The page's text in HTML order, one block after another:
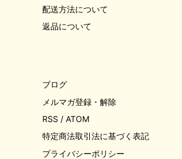
配送方法について
返品について
ブログ
メルマガ登録・解除
RSS / ATOM
特定商法取引法に基づく表記
プライバシーポリシー